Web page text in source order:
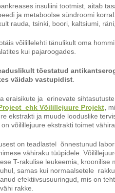
insuliini tootmist, aitab
ja metaboolse sündroomi
rauda, tsinki, boori, kaltsiumi,
võilillelehti tänulikult oma
kui pajaroogades.
tõestatud
väidab vastupidist.
eraisikute ja erinevate
ehk Võilillejuure Projekt,
ekstrakti ja muude looduslike
võilillejuure ekstrakti toimet
on teadlastel õnnestunud
vähiraku tüüpidele.
T-rakulise leukeemia, kroonilise
samas kui normaalsetele
efektiivsusuuringud, mis on
rakke.